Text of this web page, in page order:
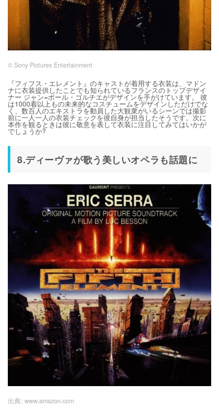
© Sony Pictures Entertainment
『フィフス・エレメント』のキャストが着用する衣装は、マドン
ナに衣装提供したことでも知られているフランスのトップデザイ
ナー ジャン=ポール・ゴルチエがデザインを手がけています。 彼
は1000着以上もの未来的なコスチュームをデザインしただけでな
く、数百人のエキストラを動員した大観衆がいるシーンでは撮影
前に一人一人の衣装チェックを彼自身が担当したそうです。次に
本作を観るときは彼に敬意を表して衣装に注目してみてはいかが
でしょうか?
8.ディーヴァが歌う美しいオペラも話題に
出典: www.amazon.com